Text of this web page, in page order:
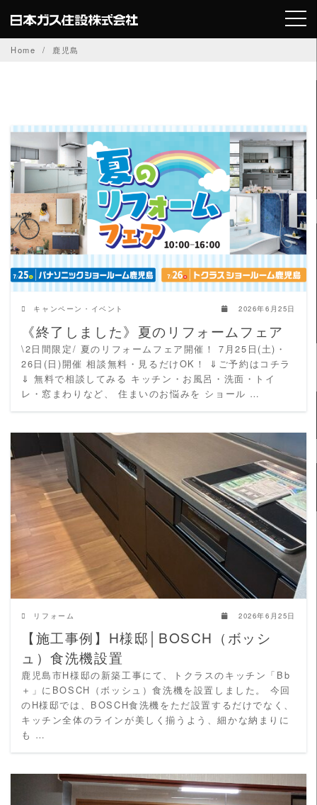
to
content
Home 鹿児島
READ MORE
キャンペーン・イベント 2026年6月25日
《終了しました》夏のリフォームフェア
\2日間限定/ 夏のリフォームフェア開催！ 7月25日(土)・
26日(日)開催 相談無料・見るだけOK！ ⇓ご予約はコチラ
⇓ 無料で相談してみる キッチン・お風呂・洗面・トイ
レ・窓まわりなど、 住まいのお悩みを ショール …
READ MORE
リフォーム 2026年6月25日
【施工事例】H様邸│BOSCH（ボッシ
ュ）食洗機設置
鹿児島市H様邸の新築工事にて、トクラスのキッチン「Bb
＋」にBOSCH（ボッシュ）食洗機を設置しました。 今回
のH様邸では、BOSCH食洗機をただ設置するだけでなく、
キッチン全体のラインが美しく揃うよう、細かな納まりに
も …